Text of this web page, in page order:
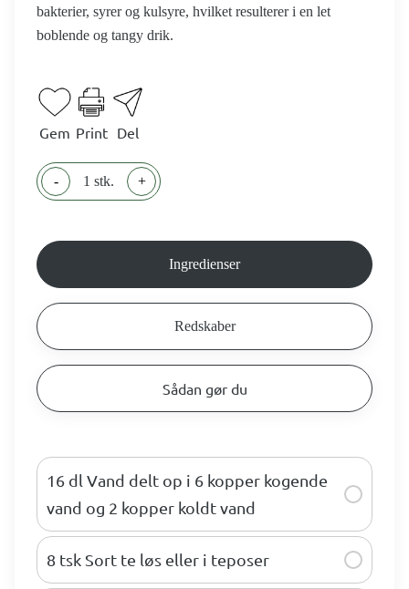
bakterier, syrer og kulsyre, hvilket resulterer i en let
boblende og tangy drik.
Gem Print Del
- 1 stk. +
Ingredienser
Redskaber
Sådan gør du
16 dl Vand delt op i 6 kopper kogende
vand og 2 kopper koldt vand
8 tsk Sort te løs eller i teposer